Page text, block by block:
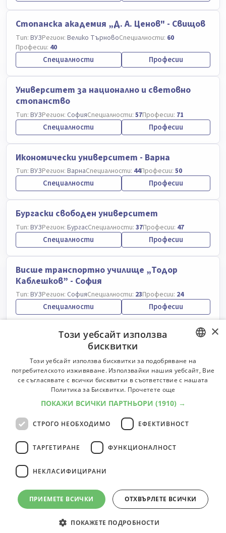
Стопанска академия „Д. А. Ценов" - Свищов
Тип: ВУЗРегион: Велико ТърновоСпециалности: 60
Професии: 40
Специалности Професии
Университет за национално и световно
стопанство
Тип: ВУЗРегион: СофияСпециалности: 57Професии: 71
Специалности Професии
Икономически университет - Варна
Тип: ВУЗРегион: ВарнаСпециалности: 44Професии: 50
Специалности Професии
Бургаски свободен университет
Тип: ВУЗРегион: БургасСпециалности: 37Професии: 47
Специалности Професии
Висше транспортно училище „Тодор
Каблешков” - София
Тип: ВУЗРегион: СофияСпециалности: 23Професии: 24
Специалности Професии
Висше училище по застраховане и финанси -
ВУЗРегион:СофияСпециалности:16Професии:22
Специалности Професии
Висше училище по сигурност и икономика
Тип: Колеж/Полувисше учебно заведение
Специалности:9Професии: 26
Специалности
университети
© 2000-2026 ФБО. Всички права запазени.
BULGARIAN
ENGLISH
×
Този уебсайт използва
бисквитки
Този уебсайт използва бисквитки за подобряване на
потребителското изживяване. Използвайки нашия уебсайт, Вие
се съгласявате с всички бисквитки в съответствие с нашата
Политика за Бисквитки. Прочетете още
ПОКАЖИ ВСИЧКИ ПАРТНЬОРИ (1910) →
СТРОГО НЕОБХОДИМО ЕФЕКТИВНОСТ
ТАРГЕТИРАНЕ ФУНКЦИОНАЛНОСТ
НЕКЛАСИФИЦИРАНИ
ПРИЕМЕТЕ ВСИЧКИ ОТХВЪРЛЕТЕ ВСИЧКИ
ПОКАЖЕТЕ ПОДРОБНОСТИ